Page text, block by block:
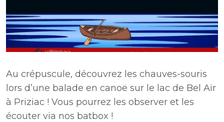
Au crépuscule, découvrez les chauves-souris
lors d’une balade en canoë sur le lac de Bel Air
à Priziac ! Vous pourrez les observer et les
écouter via nos batbox !